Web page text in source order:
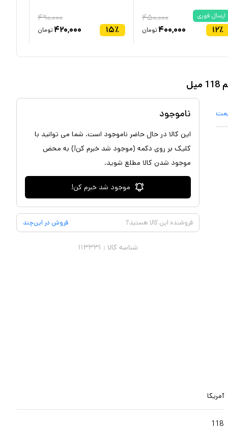
ارسال فوری
۱۲٪
۴۵۰,۰۰۰
۴۰۰,۰۰۰ تومان ۱۵٪
۴۹۰,۰۰۰
۴۲۰,۰۰۰ تومان
ناموجود
این کالا در حال حاضر ناموجود است. شما می توانید با
کلیک بر روی دکمه (موجود شد خبرم کن!) به محض
موجود شدن کالا مطلع شوید.
موجود شد خبرم کن!
فروشنده این کالا هستید؟ فروش در این‌چند
شناسه کالا : ۱۱۳۳۳۱
آمریکا
118